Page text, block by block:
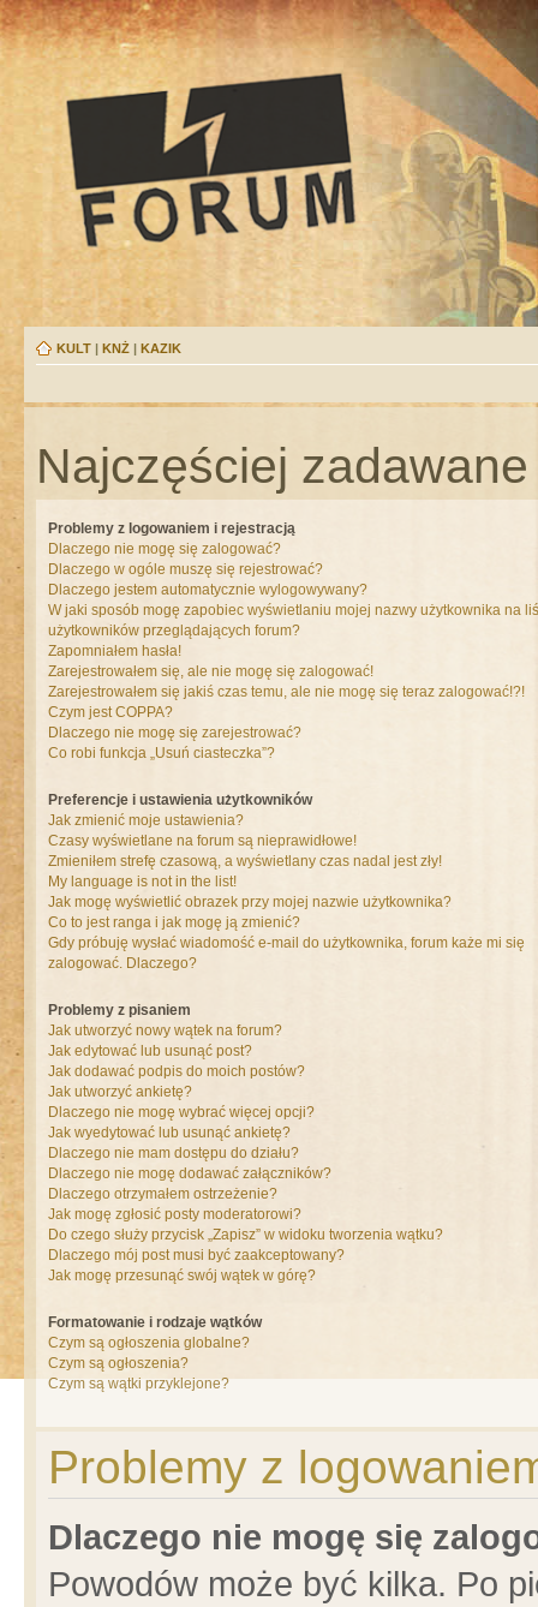
KULT | KNŻ | KAZIK
Najczęściej
Problemy z logowaniem i rejestracją
Dlaczego nie mogę się zalogować?
Dlaczego w ogóle muszę się rejestrować?
Dlaczego jestem automatycznie wylogowywany?
W jaki sposób mogę zapobiec wyświetlaniu mojej nazwy użytkownika na
użytkowników przeglądających forum?
Zapomniałem hasła!
Zarejestrowałem się, ale nie mogę się zalogować!
Zarejestrowałem się jakiś czas temu, ale nie mogę się teraz zalogować!?!
Czym jest COPPA?
Dlaczego nie mogę się zarejestrować?
Co robi funkcja „Usuń ciasteczka”?
Preferencje i ustawienia użytkowników
Jak zmienić moje ustawienia?
Czasy wyświetlane na forum są nieprawidłowe!
Zmieniłem strefę czasową, a wyświetlany czas nadal jest zły!
My language is not in the list!
Jak mogę wyświetlić obrazek przy mojej nazwie użytkownika?
Co to jest ranga i jak mogę ją zmienić?
Gdy próbuję wysłać wiadomość e-mail do użytkownika, forum każe mi się
zalogować. Dlaczego?
Problemy z pisaniem
Jak utworzyć nowy wątek na forum?
Jak edytować lub usunąć post?
Jak dodawać podpis do moich postów?
Jak utworzyć ankietę?
Dlaczego nie mogę wybrać więcej opcji?
Jak wyedytować lub usunąć ankietę?
Dlaczego nie mam dostępu do działu?
Dlaczego nie mogę dodawać załączników?
Dlaczego otrzymałem ostrzeżenie?
Jak mogę zgłosić posty moderatorowi?
Do czego służy przycisk „Zapisz” w widoku tworzenia wątku?
Dlaczego mój post musi być zaakceptowany?
Jak mogę przesunąć swój wątek w górę?
Formatowanie i rodzaje wątków
Czym są ogłoszenia globalne?
Czym są ogłoszenia?
Czym są wątki przyklejone?
Problemy z
Dlaczego nie mogę się
Powodów może być kilka. Po